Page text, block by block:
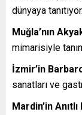
dünyaya tanıtıyor.
Muğla’nın
mimarisiyle
İzmir’in
sanatları ve
Mardin’in